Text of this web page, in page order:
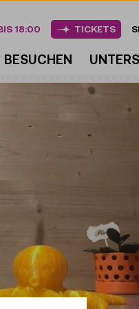
BESUCHEN
18:00 TICKETS